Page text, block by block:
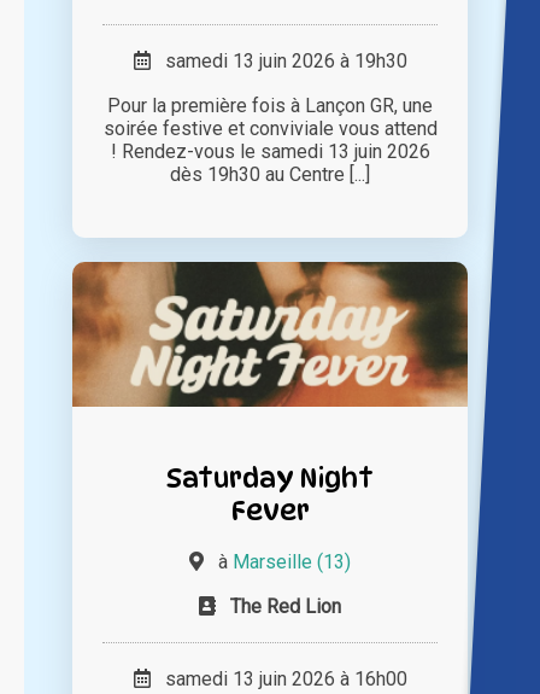
samedi 13 juin 2026 à 19h30
Pour la première fois à Lançon GR, une
soirée festive et conviviale vous attend
! Rendez-vous le samedi 13 juin 2026
dès 19h30 au Centre [...]
Saturday Night
Fever
à Marseille (13)
The Red Lion
samedi 13 juin 2026 à 16h00